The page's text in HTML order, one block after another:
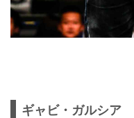
ギャビ・ガルシア